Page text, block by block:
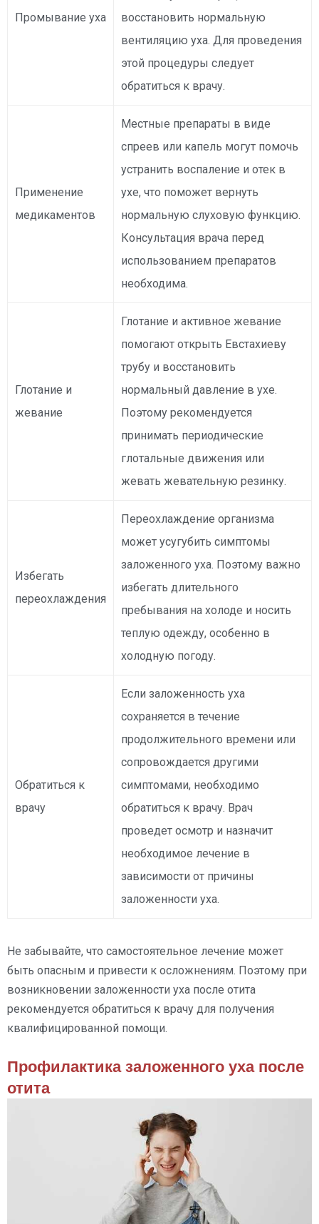
Промывание уха
восстановить нормальную
вентиляцию уха. Для проведения
этой процедуры следует
обратиться к врачу.
Применение
медикаментов
Местные препараты в виде
спреев или капель могут помочь
устранить воспаление и отек в
ухе, что поможет вернуть
нормальную слуховую функцию.
Консультация врача перед
использованием препаратов
необходима.
Глотание и
жевание
Глотание и активное жевание
помогают открыть Евстахиеву
трубу и восстановить
нормальный давление в ухе.
Поэтому рекомендуется
принимать периодические
глотальные движения или
жевать жевательную резинку.
Избегать
переохлаждения
Переохлаждение организма
может усугубить симптомы
заложенного уха. Поэтому важно
избегать длительного
пребывания на холоде и носить
теплую одежду, особенно в
холодную погоду.
Обратиться к
врачу
Если заложенность уха
сохраняется в течение
продолжительного времени или
сопровождается другими
симптомами, необходимо
обратиться к врачу. Врач
проведет осмотр и назначит
необходимое лечение в
зависимости от причины
заложенности уха.
Не забывайте, что самостоятельное лечение может
быть опасным и привести к осложнениям. Поэтому при
возникновении заложенности уха после отита
рекомендуется обратиться к врачу для получения
квалифицированной помощи.
Профилактика заложенного уха после
отита